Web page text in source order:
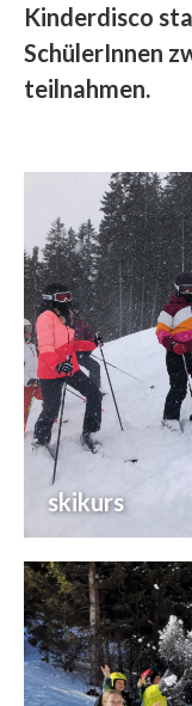
Kinderdisco
SchülerInnen
teilnahmen.
skikurs